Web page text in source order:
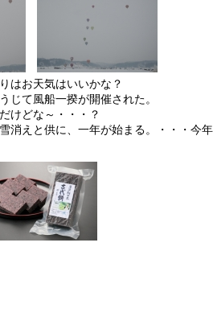
はお天気はいいかな？
じて風船一揆が開催された。
けどな～・・・？
消えと供に、一年が始まる。・・・今年